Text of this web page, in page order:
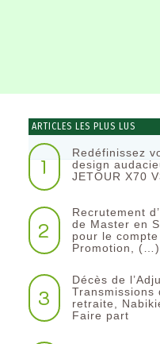
ARTICLES LES PLUS LUS
1
Redéfinissez
design
JETOUR X70
2
Recrutement
de Master en
pour le
Promotion, (…)
3
Décès de
Transmissions
retraite,
Faire part